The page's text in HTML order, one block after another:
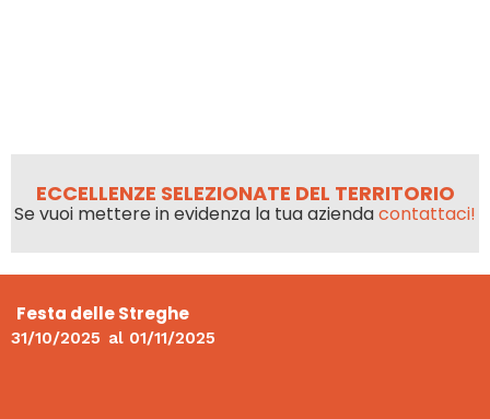
ECCELLENZE SELEZIONATE DEL TERRITORIO
Se vuoi mettere in evidenza la tua aziendacontattaci!
Festa delle Streghe
31/10/2025 al 01/11/2025